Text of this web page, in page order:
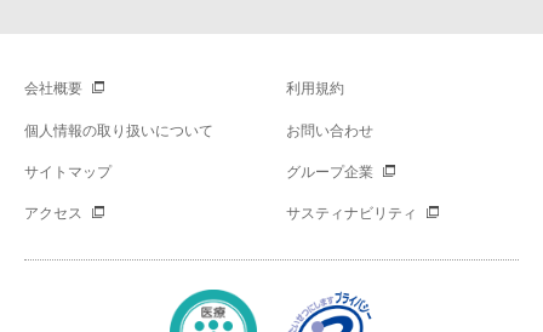
会社概要 利用規約
個人情報の取り扱いについて お問い合わせ
サイトマップ グループ企業
アクセス サスティナビリティ